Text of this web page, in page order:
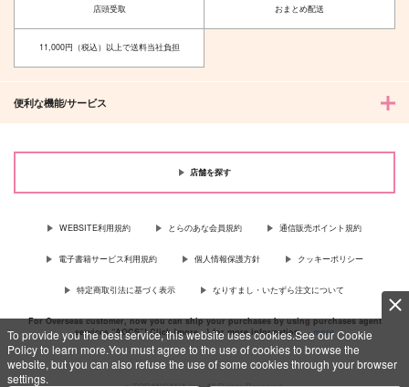
To provide you the best service, this website uses cookies.See our Cookie
Policy to learn more.You must agree to the use of cookies to browse the
website, but you can also refuse the use of some cookies through your browser
settings.
サンプル
作品詳細
サンプル
じごくのはてまでさよ
ぺんてら
（税込）
早川アキ×天使の悪魔
サンプル
アキ天アンソロジ
ハッピーショップ
専売 1,729 円 （税込）
早川アキ×天使の悪魔
サンプル
店頭受取 おまとめ配送
11,000円（税込）以上で送料当社負担
便利な機能/サービス
店舗を探す
WEBSITE利用規約 とらのあな会員規約 通信販売ポイント規約
電子書籍サービス利用規約 個人情報保護方針 クッキーポリシー
特定商取引法に基づく表示 なりすまし・いたずら注文について
For Overseas customer, now you can ship your purchases by using purchases agent
services “AOCS”! Click {more…} for more information …more